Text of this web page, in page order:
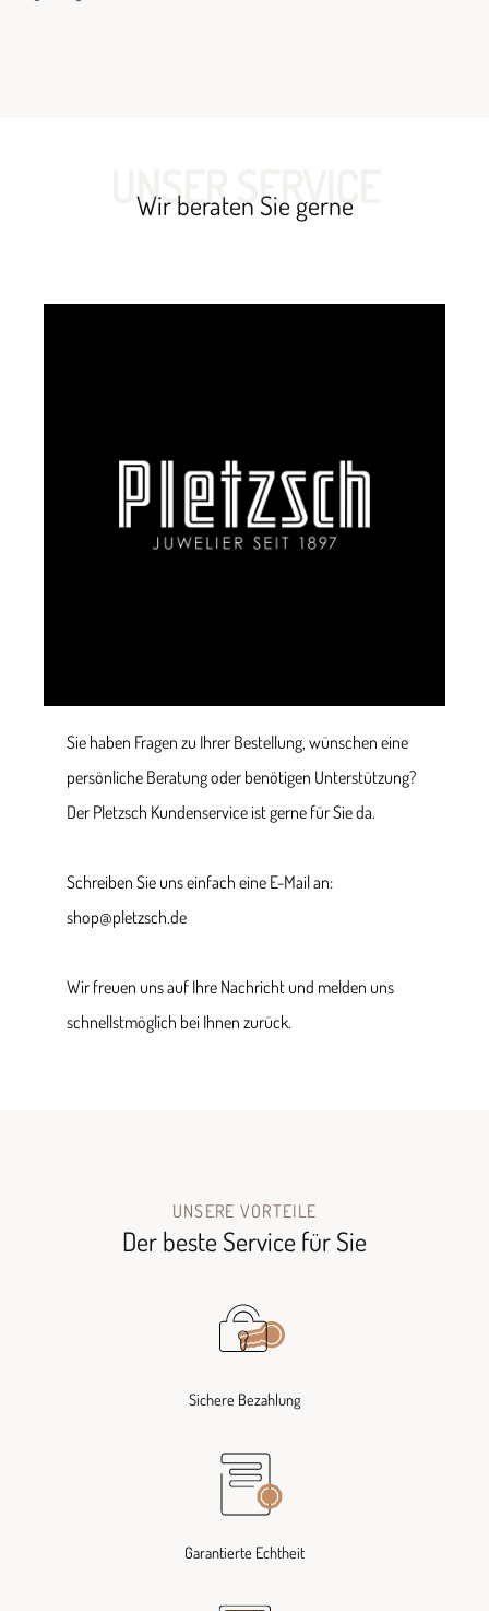
UNSER SERVICE
Wir beraten Sie gerne
Sie haben Fragen zu Ihrer Bestellung, wünschen eine
persönliche Beratung oder benötigen Unterstützung?
Der Pletzsch Kundenservice ist gerne für Sie da.
Schreiben Sie uns einfach eine E-Mail an:
shop@pletzsch.de
Wir freuen uns auf Ihre Nachricht und melden uns
schnellstmöglich bei Ihnen zurück.
UNSERE VORTEILE
Der beste Service für Sie
Sichere Bezahlung
Garantierte Echtheit